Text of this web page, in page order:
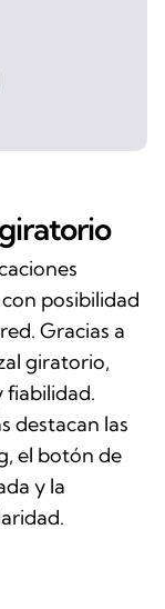
posibilidad
Gracias a
giratorio,
fiabilidad.
destacan las
el botón de
y la